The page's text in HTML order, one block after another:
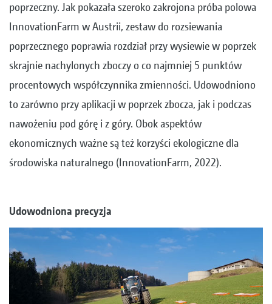
poprzeczny. Jak pokazała szeroko zakrojona próba polowa
InnovationFarm w Austrii, zestaw do rozsiewania
poprzecznego poprawia rozdział przy wysiewie w poprzek
skrajnie nachylonych zboczy o co najmniej 5 punktów
procentowych współczynnika zmienności. Udowodniono
to zarówno przy aplikacji w poprzek zbocza, jak i podczas
nawożeniu pod górę i z góry. Obok aspektów
ekonomicznych ważne są też korzyści ekologiczne dla
środowiska naturalnego (InnovationFarm, 2022).
Udowodniona precyzja